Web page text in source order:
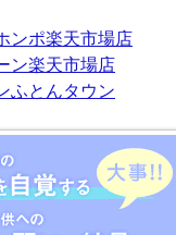
ンポ楽天市場店
ン楽天市場店
ふとんタウン